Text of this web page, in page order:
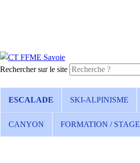
Rechercher sur le site
ESCALADE SKI-ALPINISME
CANYON FORMATION / STAGE